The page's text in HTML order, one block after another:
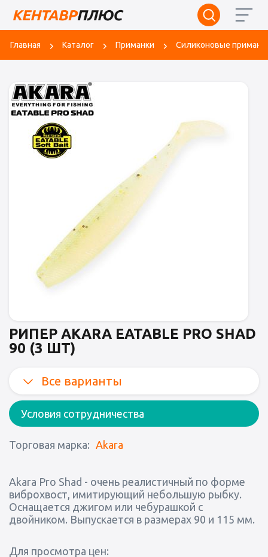
Главная Каталог Приманки Силиконовые
РИПЕР AKARA EATABLE PRO SHAD
90 (3 ШТ)
Все варианты
Условия сотрудничества
Торговая марка: Akara
Akara Pro Shad - очень реалистичный по форме
виброхвост, имитирующий небольшую рыбку.
Оснащается джигом или чебурашкой с
двойником. Выпускается в размерах 90 и 115 мм.
Для просмотра цен: